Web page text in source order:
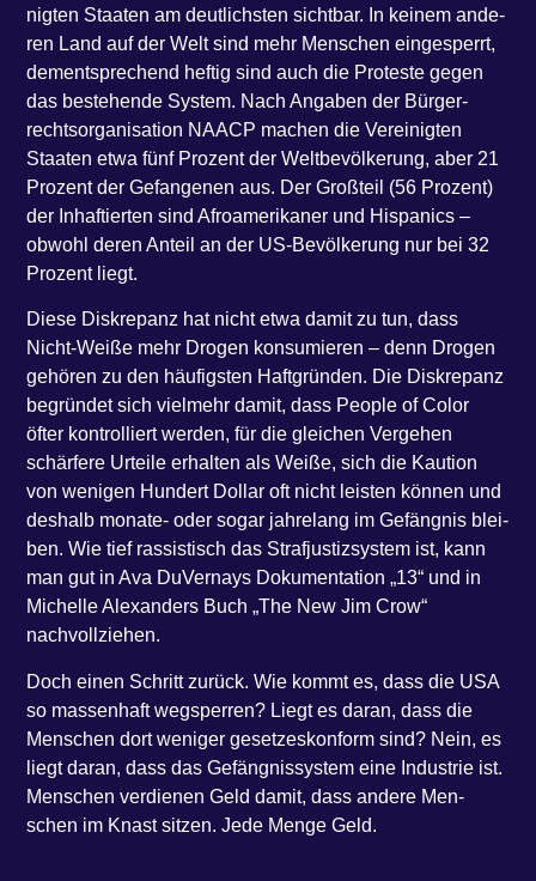
nig­ten Staa­ten am deut­lichs­ten sicht­bar. In kei­nem ande­
ren Land auf der Welt sind mehr Men­schen ein­ge­sperrt,
dem­entspre­chend hef­tig sind auch die Pro­tes­te gegen
das bestehen­de Sys­tem. Nach Anga­ben der Bür­ger­
rechts­or­ga­ni­sa­ti­on NAACP machen die Ver­ei­nig­ten
Staa­ten etwa fünf Pro­zent der Welt­be­völ­ke­rung, aber 21
Pro­zent der Gefan­ge­nen aus. Der Groß­teil (56 Pro­zent)
der Inhaf­tier­ten sind Afro­ame­ri­ka­ner und His­pa­nics –
obwohl deren Anteil an der US-Bevöl­ke­rung nur bei 32
Pro­zent liegt.
Die­se Dis­kre­panz hat nicht etwa damit zu tun, dass
Nicht-Wei­ße mehr Dro­gen kon­su­mie­ren – denn Dro­gen
gehö­ren zu den häu­figs­ten Haft­grün­den. Die Dis­kre­panz
begrün­det sich viel­mehr damit, dass Peop­le of Color
öfter kon­trol­liert wer­den, für die glei­chen Ver­ge­hen
schär­fe­re Urtei­le erhal­ten als Wei­ße, sich die Kau­ti­on
von weni­gen Hun­dert Dol­lar oft nicht leis­ten kön­nen und
des­halb mona­te- oder sogar jah­re­lang im Gefäng­nis blei­
ben. Wie tief ras­sis­tisch das Straf­jus­tiz­sys­tem ist, kann
man gut in Ava DuVer­nays Doku­men­ta­ti­on ​„13“ und in
Michel­le Alex­an­ders Buch ​„The New Jim Crow“
nachvollziehen.
Doch einen Schritt zurück. Wie kommt es, dass die USA
so mas­sen­haft weg­sper­ren? Liegt es dar­an, dass die
Men­schen dort weni­ger geset­zes­kon­form sind? Nein, es
liegt dar­an, dass das Gefäng­nis­sys­tem eine Indus­trie ist.
Men­schen ver­die­nen Geld damit, dass ande­re Men­
schen im Knast sit­zen. Jede Men­ge Geld.